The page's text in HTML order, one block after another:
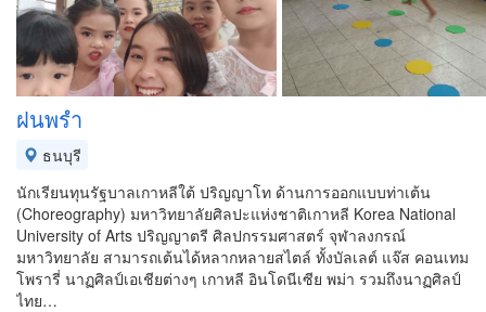
ฝนพรำ
ธนบุรี
นักเรียนทุนรัฐบาลเกาหลีใต้ ปริญญาโท ด้านการออกแบบท่าเต้น
(Choreography) มหาวิทยาลัยศิลปะแห่งชาติเกาหลี Korea National
University of Arts ปริญญาตรี ศิลปกรรมศาสตร์ จุฬาลงกรณ์
มหาวิทยาลัย สามารถเต้นได้หลากหลายสไตล์ ทั้งบัลเลต์ แจ๊ส คอนเทม
โพรารี่ นาฏศิลป์เอเชียต่างๆ เกาหลี อินโดนีเซีย พม่า รวมถึงนาฏศิลป์
ไทย…